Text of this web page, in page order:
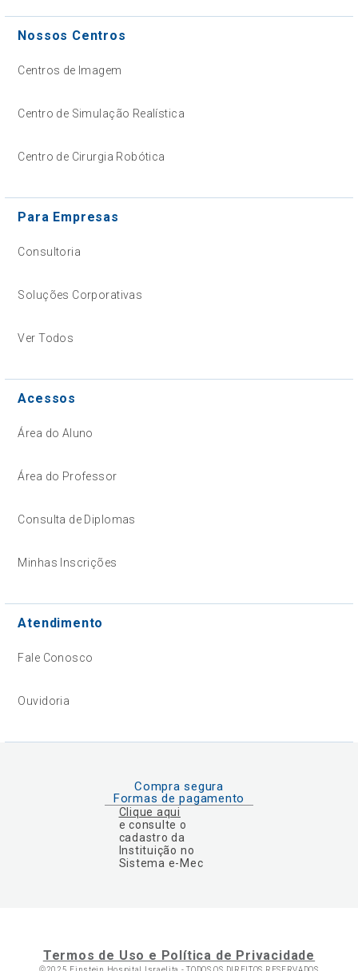
Nossos Centros
Centros de Imagem
Centro de Simulação Realística
Centro de Cirurgia Robótica
Para Empresas
Consultoria
Soluções Corporativas
Ver Todos
Acessos
Área do Aluno
Área do Professor
Consulta de Diplomas
Minhas Inscrições
Atendimento
Fale Conosco
Ouvidoria
Compra segura
Formas de pagamento
Clique aqui
e consulte o
cadastro da
Instituição no
Sistema e-Mec
Termos de Uso e Política de Privacidade